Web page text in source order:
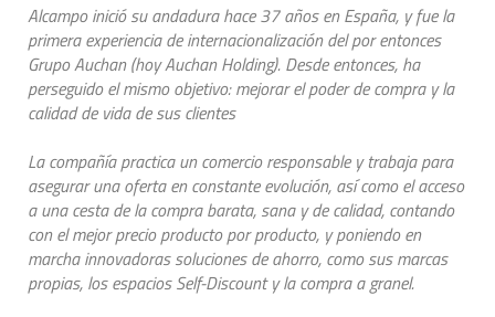
Alcampo inició su andadura hace 37 años en España, y fue la
primera experiencia de internacionalización del por entonces
Grupo Auchan (hoy Auchan Holding). Desde entonces, ha
perseguido el mismo objetivo: mejorar el poder de compra y la
calidad de vida de sus clientes
La compañía practica un comercio responsable y trabaja para
asegurar una oferta en constante evolución, así como el acceso
a una cesta de la compra barata, sana y de calidad, contando
con el mejor precio producto por producto, y poniendo en
marcha innovadoras soluciones de ahorro, como sus marcas
propias, los espacios Self-Discount y la compra a granel.